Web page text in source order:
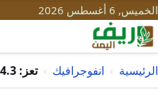
الخميس, 6 أغسطس 2026
الرئيسية › انفوجرافيك › تعز: 14.3 ألف إصابة بالملاريا